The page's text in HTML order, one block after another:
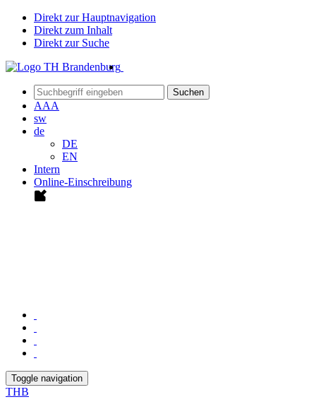
Direkt zur Hauptnavigation
Direkt zum Inhalt
Direkt zur Suche
Suchen
AAA
sw
de
DE
EN
Intern
Online-Einschreibung
Toggle navigation
THB